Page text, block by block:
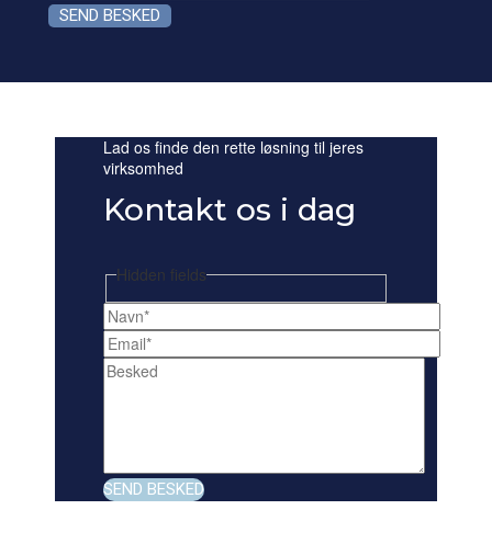
Lad os finde den rette løsning til jeres
virksomhed
Kontakt os i dag
Hidden fields